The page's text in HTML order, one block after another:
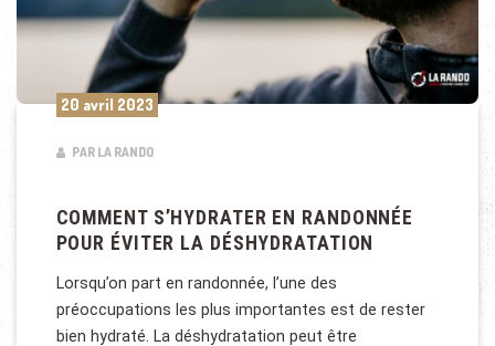
20 avril 2023
PAR LA RANDO
COMMENT S’HYDRATER EN RANDONNÉE
POUR ÉVITER LA DÉSHYDRATATION
Lorsqu’on part en randonnée, l’une des
préoccupations les plus importantes est de rester
bien hydraté. La déshydratation peut être